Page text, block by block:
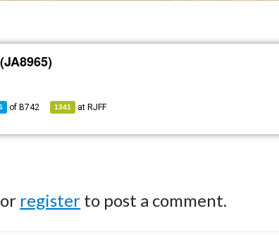
of B742 1341 at RJFF
or register to post a comment.